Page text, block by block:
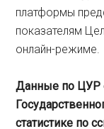
платформы
показателям
онлайн-режиме.
Данные по ЦУР
статистике по